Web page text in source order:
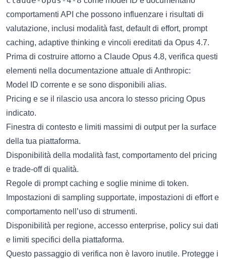
comportamenti API che possono influenzare i risultati di
valutazione, inclusi modalità fast, default di effort, prompt
caching, adaptive thinking e vincoli ereditati da Opus 4.7.
Prima di costruire attorno a Claude Opus 4.8, verifica questi
elementi nella documentazione attuale di Anthropic:
Model ID corrente e se sono disponibili alias.
Pricing e se il rilascio usa ancora lo stesso pricing Opus
indicato.
Finestra di contesto e limiti massimi di output per la surface
della tua piattaforma.
Disponibilità della modalità fast, comportamento del pricing
e trade-off di qualità.
Regole di prompt caching e soglie minime di token.
Impostazioni di sampling supportate, impostazioni di effort e
comportamento nell’uso di strumenti.
Disponibilità per regione, accesso enterprise, policy sui dati
e limiti specifici della piattaforma.
Questo passaggio di verifica non è lavoro inutile. Protegge i